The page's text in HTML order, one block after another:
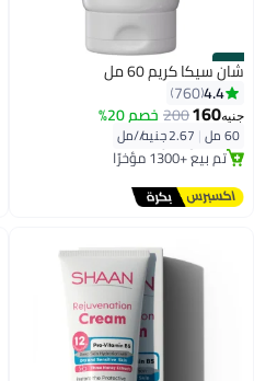
#13
شان سيكا كريم 60 مل
4.4
760
جنيه160
200 خصم 20%
60 مل |
توصيل مجاني
بتخلّص بسرعة
تم بيع +1300 مؤخرًا
توصيل مجاني